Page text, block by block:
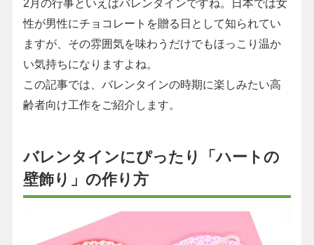
2月の行事といえばバレンタインですね。日本では女
性が男性にチョコレートを贈る日として知られてい
ますが、その雰囲気を味わうだけでもほっこり温か
い気持ちになりますよね。
この記事では、バレンタインの時期に楽しみたい高
齢者向け工作をご紹介します。
バレンタインにぴったり「ハートの
壁飾り」の作り方